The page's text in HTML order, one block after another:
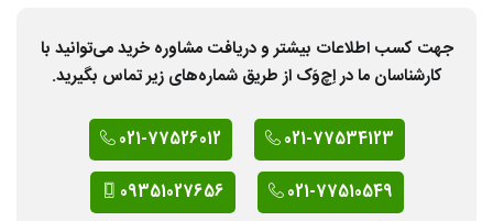
جهت کسب اطلاعات بیشتر و دریافت مشاوره خرید می‌توانید با
کارشناسان ما در اِچ‌وَک از طریق شماره‌های زیر تماس بگیرید.
021-77534123
021-77526012
021-77510549
09351027656